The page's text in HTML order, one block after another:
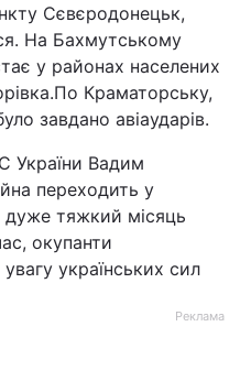
Сєвєродонецьк,
На Бахмутському
у районах населених
Краматорську,
завдано авіаударів.
України Вадим
переходить у
дуже тяжкий місяць
окупанти
українських сил
Реклама